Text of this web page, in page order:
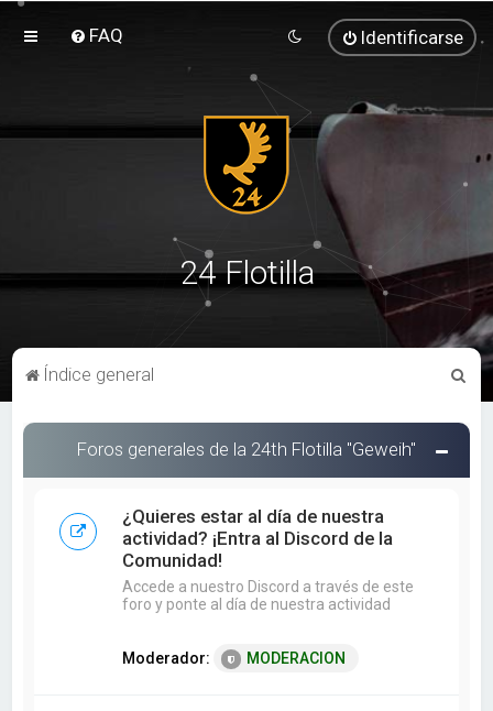
FAQ Identificarse
24 Flotilla
Índice general
s
Foros generales de la 24th Flotilla "Geweih"
¿Quieres estar al día de nuestra
actividad? ¡Entra al Discord de la
Comunidad!
Accede a nuestro Discord a través de este
foro y ponte al día de nuestra actividad
Moderador: MODERACION